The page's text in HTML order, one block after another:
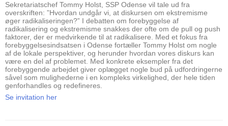
Sekretariatschef Tommy Holst, SSP Odense vil tale ud fra
overskriften: ”Hvordan undgår vi, at diskursen om ekstremisme
øger radikaliseringen?” I debatten om forebyggelse af
radikalisering og ekstremisme snakkes der ofte om de pull og push
faktorer, der er medvirkende til at radikalisere. Med et fokus fra
forebyggelsesindsatsen i Odense fortæller Tommy Holst om nogle
af de lokale perspektiver, og herunder hvordan vores diskurs kan
være en del af problemet. Med konkrete eksempler fra det
forebyggende arbejdet giver oplægget nogle bud på udfordringerne
såvel som mulighederne i en kompleks virkelighed, der hele tiden
genforhandles og redefineres.
Se invitation her